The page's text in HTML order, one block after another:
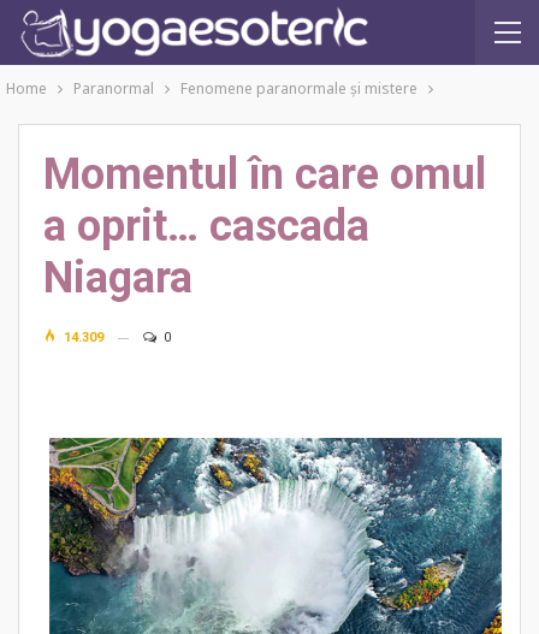
Home Paranormal Fenomene paranormale şi mistere
Momentul în care omul
a oprit… cascada
Niagara
14.309 0